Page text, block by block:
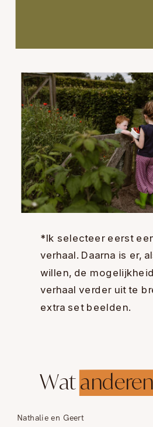
*Ik selecteer eerst
verhaal. Daarna is er,
willen, de
verhaal verder uit te
extra set beelden.
Nathalie en Geert
Wat